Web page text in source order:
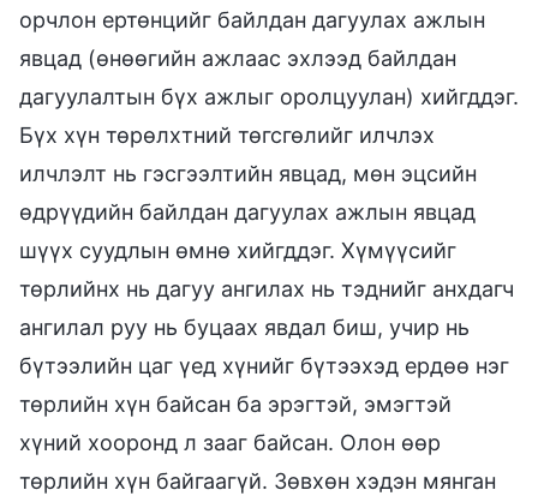
орчлон ертөнцийг байлдан дагуулах ажлын
явцад (өнөөгийн ажлаас эхлээд байлдан
дагуулалтын бүх ажлыг оролцуулан) хийгддэг.
Бүх хүн төрөлхтний төгсгөлийг илчлэх
илчлэлт нь гэсгээлтийн явцад, мөн эцсийн
өдрүүдийн байлдан дагуулах ажлын явцад
шүүх суудлын өмнө хийгддэг. Хүмүүсийг
төрлийнх нь дагуу ангилах нь тэднийг анхдагч
ангилал руу нь буцаах явдал биш, учир нь
бүтээлийн цаг үед хүнийг бүтээхэд ердөө нэг
төрлийн хүн байсан ба эрэгтэй, эмэгтэй
хүний хооронд л зааг байсан. Олон өөр
төрлийн хүн байгаагүй. Зөвхөн хэдэн мянган